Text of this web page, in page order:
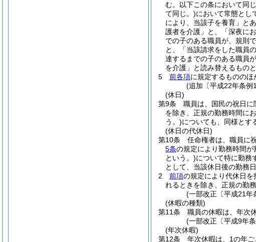
む。以下この条において同
て同じ。)において常態とし
により、当該子を養育」と
護者を介護」と、「深夜に
での子のある職員が、規則
と、「当該請求をした職員
達するまでの子のある職員
を介護」と読み替えるものと
5
前各項に規定するもののほ
(追加〔平成22年条例
(休日)
第9条
職員は、国民の祝日に
を除き、正規の勤務時間に
う。)についても、同様とす
(休日の代休日)
第10条
任命権者は、職員に
5条の規定により勤務時間が
という。)について特に勤務
として、当該休日後の勤務
2
前項の規定により代休日
れるときを除き、正規の勤
(一部改正〔平成21年
(休暇の種類)
第11条
職員の休暇は、年次
(一部改正〔平成9年
(年次休暇)
第12条
年次休暇は、1の年